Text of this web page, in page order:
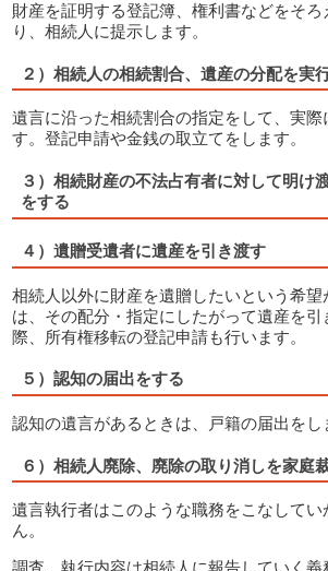
財産を証明する登記簿、権利書などをそ
り、相続人に提示します。
２）相続人の相続割合、遺産の分配を実
遺言に沿った相続割合の指定をして、実際
す。登記申請や金銭の取立てをします。
３）相続財産の不法占有者に対して明け
をする
４）遺贈受遺者に遺産を引き渡す
相続人以外に財産を遺贈したいという希
は、その配分・指定にしたがって遺産を
際、所有権移転の登記申請も行います。
５）認知の届出をする
認知の遺言があるときは、戸籍の届出をし
６）相続人廃除、廃除の取り消しを家庭
遺言執行者はこのような職務をこなして
ん。